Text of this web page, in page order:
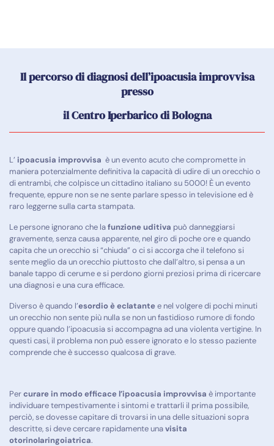
Il percorso di diagnosi dell’ipoacusia improvvisa
presso
il Centro Iperbarico di Bologna
L’ ipoacusia improvvisa è un evento acuto che compromette in
maniera potenzialmente definitiva la capacità di udire di un orecchio o
di entrambi, che colpisce un cittadino italiano su 5000! È un evento
frequente, eppure non se ne sente parlare spesso in televisione ed è
raro leggerne sulla carta stampata.
Le persone ignorano che lafunzione uditiva può danneggiarsi
gravemente, senza causaapparente, nel giro di poche ore e quando
capita che un orecchio si “chiuda” o ci siaccorga che il telefono si
sente meglio da un orecchio piuttosto che dall’altro, si pensa aun
banale tappo di cerume e si perdono giorni preziosi prima di ricercare
una diagnosi euna cura efficace.
Diverso è quando l’esordio è eclatantee nel volgere di pochi minuti
un orecchio non sente più nulla se non un fastidioso rumore di fondo
oppure quando l’ipoacusia si accompagnaad una violenta vertigine. In
questi casi, il problema non può essere ignorato e lo stesso paziente
comprende che è successo qualcosa di grave.
Percurare in modo efficace l’ipoacusia improvvisa è importante
individuaretempestivamente i sintomi e trattarli il prima possibile,
perciò, se dovesse capitare ditrovarsi in una delle situazioni sopra
descritte, si deve cercare rapidamente unavisita
otorinolaringoiatrica.